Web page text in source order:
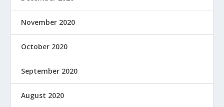
November 2020
October 2020
September 2020
August 2020